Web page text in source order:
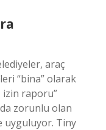
araç
“bina” olarak
izin raporu”
zorunlu olan
uyguluyor. Tiny